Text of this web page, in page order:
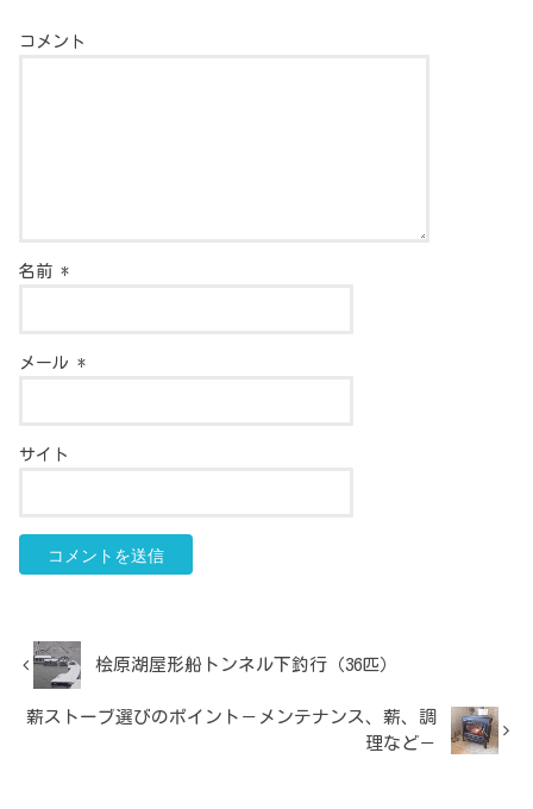
コメント
名前*
メール*
サイト
桧原湖屋形船トンネル下釣行（36匹）
薪ストーブ選びのポイント－メンテナンス、薪、調
理など－